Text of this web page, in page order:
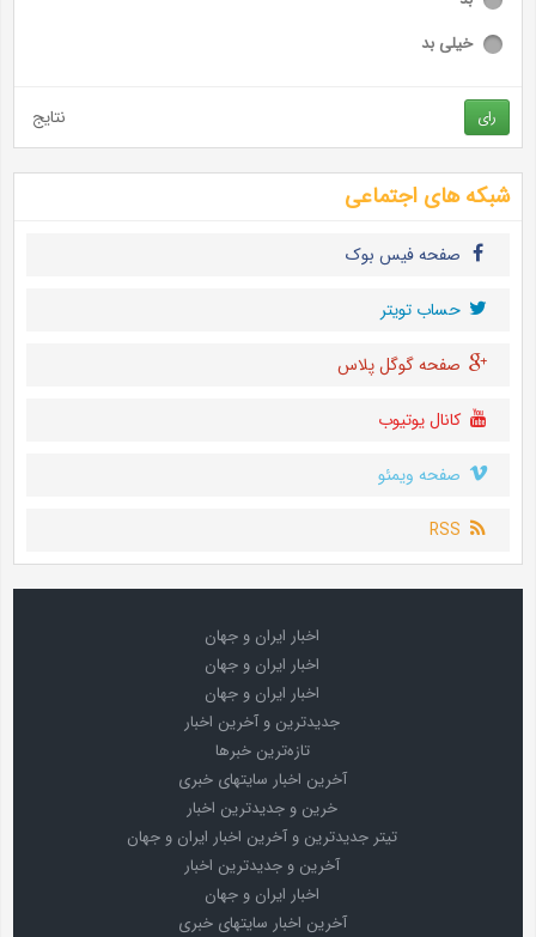
خیلی بد
رای نتایج
شبکه های اجتماعی
صفحه فیس بوک
حساب تويتر
صفحه گوگل پلاس
کانال یوتیوب
صفحه ویمئو
RSS
اخبار ایران و جهان
اخبار ایران و جهان
اخبار ایران و جهان
جدیدترین و آخرین اخبار
تازه‌ترین خبرها
آخرین اخبار سایتهای خبری
خرین و جدیدترین اخبار
تیتر جدیدترین و آخرین اخبار ایران و جهان
آخرین و جدیدترین اخبار
اخبار ایران و جهان
آخرین اخبار سایتهای خبری